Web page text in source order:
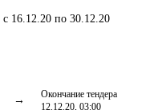
с 16.12.20 по 30.12.20
Окончание тендера
12.12.20, 03:00